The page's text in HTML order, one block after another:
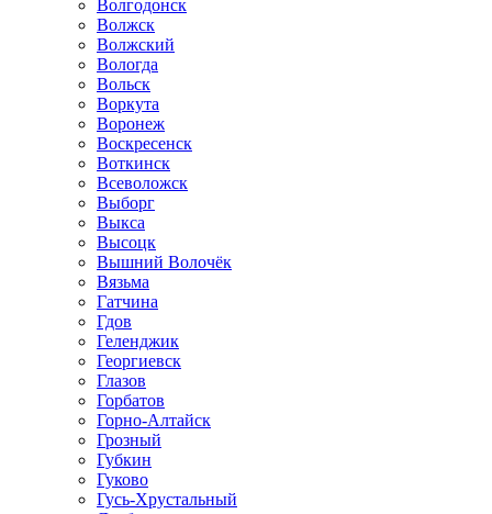
Волгодонск
Волжск
Волжский
Вологда
Вольск
Воркута
Воронеж
Воскресенск
Воткинск
Всеволожск
Выборг
Выкса
Высоцк
Вышний Волочёк
Вязьма
Гатчина
Гдов
Геленджик
Георгиевск
Глазов
Горбатов
Горно-Алтайск
Грозный
Губкин
Гуково
Гусь-Хрустальный